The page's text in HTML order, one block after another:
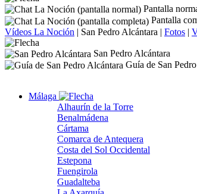
Pantalla
Pantalla
Vídeos La Noción | San Pedro Alcántara | Fotos |
San Pedro Alcántara
Guía de San
Málaga
Alhaurín de la Torre
Benalmádena
Cártama
Comarca de Antequera
Costa del Sol Occidental
Estepona
Fuengirola
Guadalteba